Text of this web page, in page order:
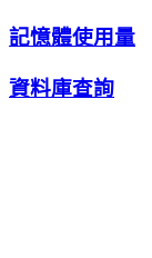
記憶體使用量
資料庫查詢